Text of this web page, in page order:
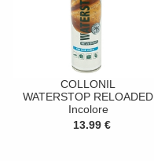
COLLONIL
WATERSTOP RELOADED
Incolore
13.99 €